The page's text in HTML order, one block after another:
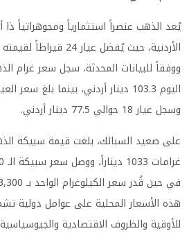
يُعد الذهب عنصراً استثمارياً ومجوهراتياً
الأردنية، حيث يُفضل
وسجل عيار 18 حوالي 77.5 دينار أردني.
هذه الأسعار المحلية على عوامل دولية
للأوقية والظروف الاقتصادية